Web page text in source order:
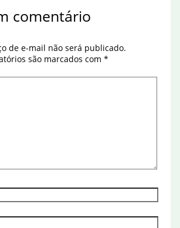
comentário
de e-mail não será publicado.
são marcados com *